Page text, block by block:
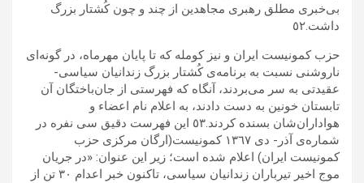
بى‌خبرى مطلق رهبرى مجاهدين از چند ‌و چون كُشتار بزرگ
داشت.٥٢
حزب كمونيست ايران و نيز كومله كه تا پايان مهرماه، در گونه‌اى
ناروشنى نسبت به برنامه‌ى كُشتار بزرگ زندانيان سياسى-
عقيدتى به سر مى‌بردند، آنگاه كه فهرستى از جان‌باختگان آن
تابستان خونين به دست دادند، به اعلام نام اعضاء و
هواداران‌شان بسنده كردند.٥٣ اين فهرست دقيق سى نفره در
شماره‌ی آذر- دى ١٣٦٧ كمونيست(ارگان مركزى حزب
كمونيست ايران) اعلام شده است؛ زير اين عنوان: «در جريان
موج اخير تيرباران زندانيان سياسى، تاكنون خبر اعدام ٣٠ تن از